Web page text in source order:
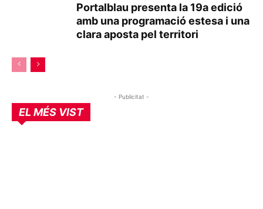
Portalblau presenta la 19a edició
amb una programació estesa i una
clara aposta pel territori
- Publicitat -
EL MÉS VIST